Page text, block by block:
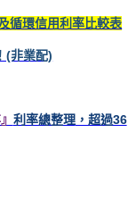
循環信用利率比較表
(非業配)
利率總整理，超過36